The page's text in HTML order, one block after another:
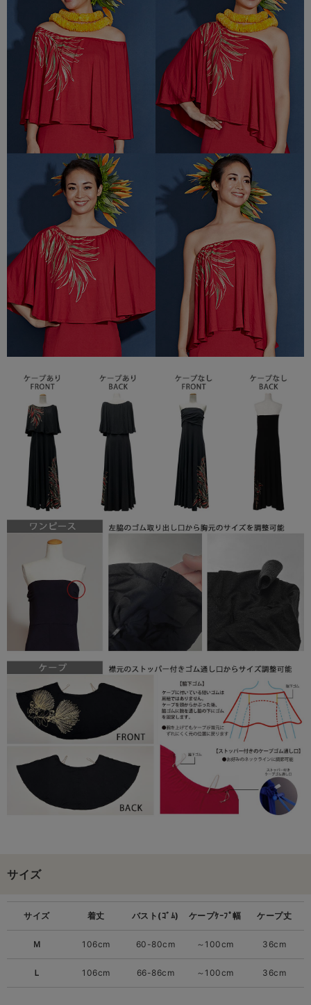
サイズ
サイズ
Ｍ
Ｌ
着丈
106cm
106cm
バスト(ｺﾞﾑ)
60-80cm
66-86cm
ケープｹｰﾌﾟ幅
～100cm
～100cm
ケープ丈
36cm
36cm